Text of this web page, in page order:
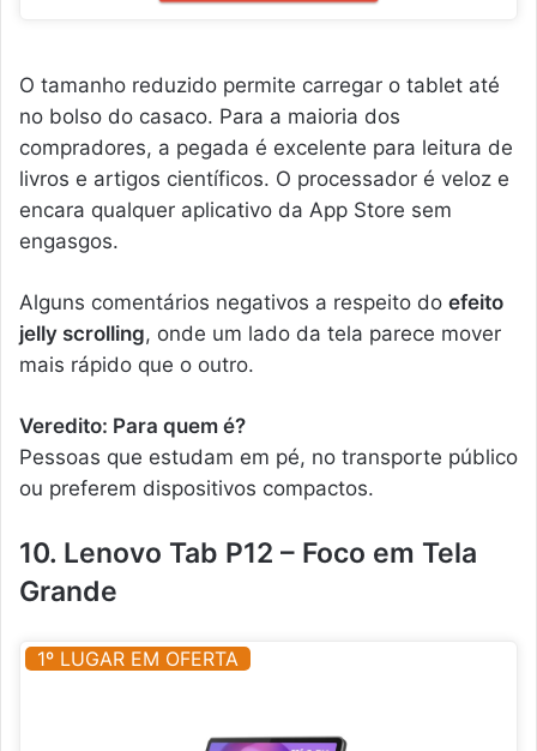
O tamanho reduzido permite carregar o tablet até
no bolso do casaco. Para a maioria dos
compradores, a pegada é excelente para leitura de
livros e artigos científicos. O processador é veloz e
encara qualquer aplicativo da App Store sem
engasgos.
Alguns comentários negativos a respeito do efeito
jelly scrolling, onde um lado da tela parece mover
mais rápido que o outro.
Veredito: Para quem é?
Pessoas que estudam em pé, no transporte público
ou preferem dispositivos compactos.
10. Lenovo Tab P12 – Foco em Tela
Grande
1º LUGAR EM OFERTA